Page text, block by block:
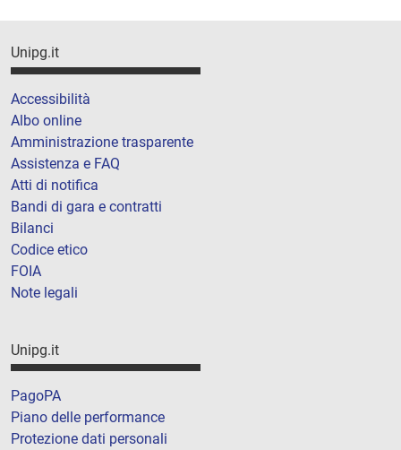
Unipg.it
Accessibilità
Albo online
Amministrazione trasparente
Assistenza e FAQ
Atti di notifica
Bandi di gara e contratti
Bilanci
Codice etico
FOIA
Note legali
Unipg.it
PagoPA
Piano delle performance
Protezione dati personali